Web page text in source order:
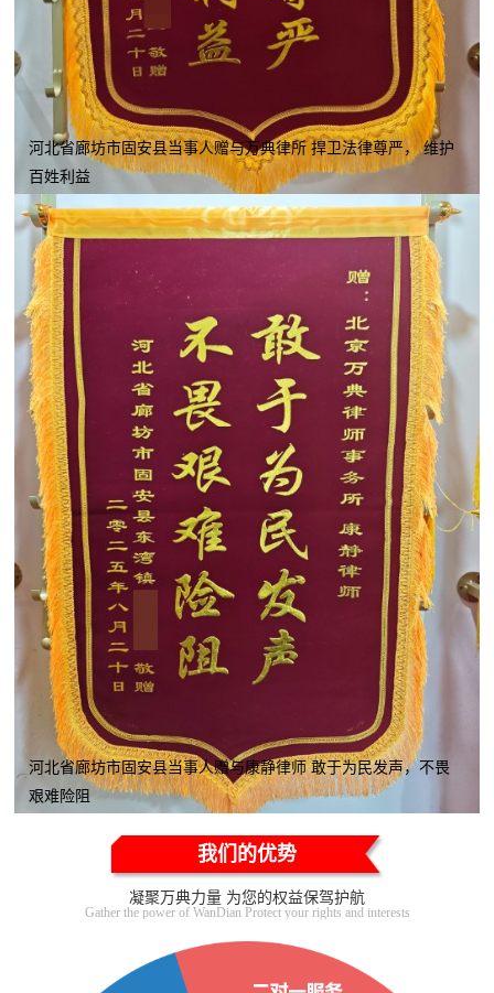
河北省廊坊市固安县当事人赠与万典律所 捍卫法律尊严， 维护
百姓利益
河北省廊坊市固安县当事人赠与康静律师 敢于为民发声，不畏
艰难险阻
我们的优势
凝聚万典力量 为您的权益保驾护航
Gather the power of WanDian Protect your rights and interests